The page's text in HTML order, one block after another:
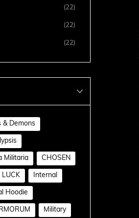
(22)
(22)
(22)
& Demons
Militaria CHOSEN
LUCK Internal
Hoodie
Military